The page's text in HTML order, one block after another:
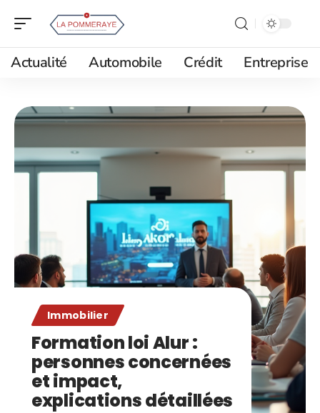
Actualité Automobile Crédit Entreprise
Immobilier
Formation loi Alur :
personnes concernées
et impact,
explications détaillées